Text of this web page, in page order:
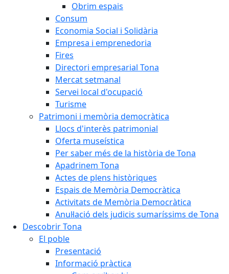
Obrim espais
Consum
Economia Social i Solidària
Empresa i emprenedoria
Fires
Directori empresarial Tona
Mercat setmanal
Servei local d'ocupació
Turisme
Patrimoni i memòria democràtica
Llocs d'interès patrimonial
Oferta museística
Per saber més de la història de Tona
Apadrinem Tona
Actes de plens històriques
Espais de Memòria Democràtica
Activitats de Memòria Democràtica
Anul·lació dels judicis sumaríssims de Tona
Descobrir Tona
El poble
Presentació
Informació pràctica